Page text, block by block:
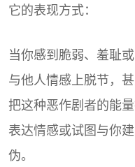
它的表现方式：
当你感到脆弱、羞耻
与他人情感上脱节，
把这种恶作剧者的能
表达情感或试图与你
伪。